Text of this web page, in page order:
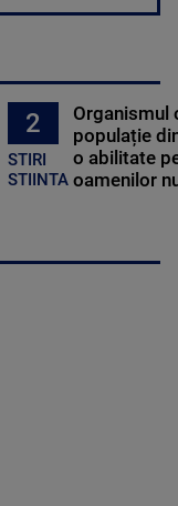
2
STIRI
STIINTA
Organismul
populație
o abilitate
oamenilor